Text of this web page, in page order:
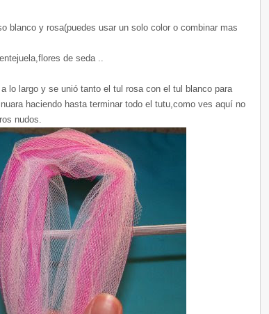
blanco y rosa(puedes usar un solo color o combinar mas
de seda ..
lo largo y se unió tanto el tul rosa con el tul blanco para
haciendo hasta terminar todo el tutu,como ves aquí no
nudos.